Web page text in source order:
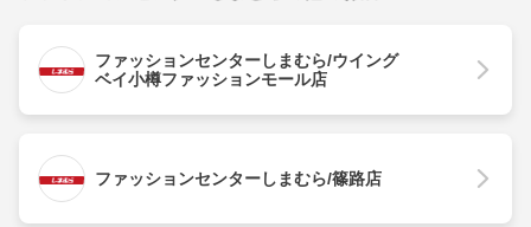
ファッションセンターしまむら/ウイング
ベイ小樽ファッションモール店
ファッションセンターしまむら/篠路店